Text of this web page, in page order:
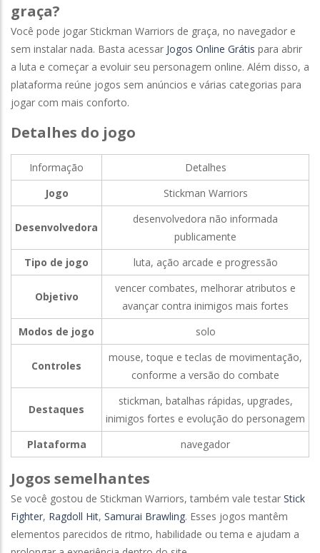
graça?
Você pode jogar Stickman Warriors de graça, no navegador e
sem instalar nada. Basta acessar Jogos Online Grátis para abrir
a luta e começar a evoluir seu personagem online. Além disso, a
plataforma reúne jogos sem anúncios e várias categorias para
jogar com mais conforto.
Detalhes do jogo
Informação
Detalhes
Jogo
Stickman Warriors
Desenvolvedora
desenvolvedora não informada
publicamente
Tipo de jogo
luta, ação arcade e progressão
Objetivo
vencer combates, melhorar atributos e
avançar contra inimigos mais fortes
Modos de jogo
solo
Controles
mouse, toque e teclas de movimentação,
conforme a versão do combate
Destaques
stickman, batalhas rápidas, upgrades,
inimigos fortes e evolução do personagem
Plataforma
navegador
Jogos semelhantes
Se você gostou de Stickman Warriors, também vale testar Stick
Fighter, Ragdoll Hit, Samurai Brawling. Esses jogos mantêm
elementos parecidos de ritmo, habilidade ou tema e ajudam a